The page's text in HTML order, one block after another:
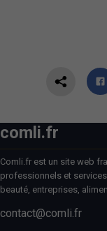
comli.fr
Comli.fr est un site web
professionnels et
beauté, entreprises,
contact@comli.fr